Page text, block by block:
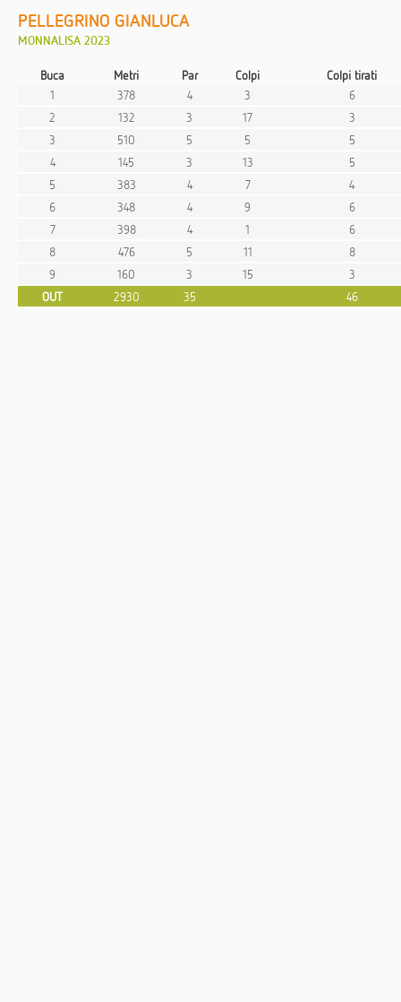
PELLEGRINO GIANLUCA
MONNALISA 2023
Buca Metri Par Colpi
Colpi tirati
1
378 4 3
6
2
132 3 17
3
3
510 5 5
5
4
145 3 13
5
5
383 4 7
4
6
348 4 9
6
7
398 4 1
6
8
476 5 11
8
9
160 3 15
3
OUT
2930 35 46